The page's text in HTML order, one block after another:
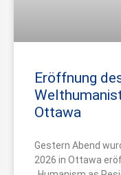
Eröffnung
Ottawa
Gestern Abend
2026 in Ottawa